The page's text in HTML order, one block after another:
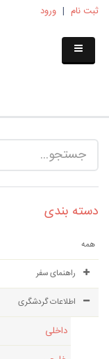
ثبت نام | ورود
دسته بندی
همه
راهنمای سفر
اطلاعات گردشگری
داخلی